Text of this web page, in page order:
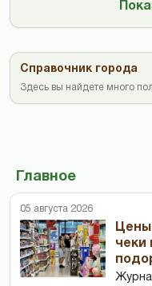
Справочник города
Здесь вы найдете много
Главное
05 августа 2026
Цены
чеки